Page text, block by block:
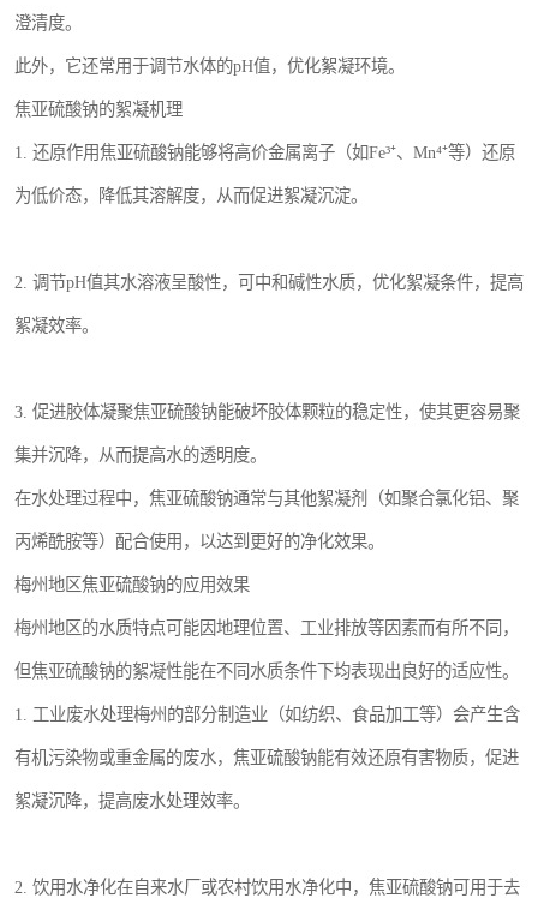
澄清度。
此外，它还常用于调节水体的pH值，优化絮凝环境。
焦亚硫酸钠的絮凝机理
1. 还原作用焦亚硫酸钠能够将高价金属离子（如Fe³⁺、Mn⁴⁺等）还原
为低价态，降低其溶解度，从而促进絮凝沉淀。
2. 调节pH值其水溶液呈酸性，可中和碱性水质，优化絮凝条件，提高
絮凝效率。
3. 促进胶体凝聚焦亚硫酸钠能破坏胶体颗粒的稳定性，使其更容易聚
集并沉降，从而提高水的透明度。
在水处理过程中，焦亚硫酸钠通常与其他絮凝剂（如聚合氯化铝、聚
丙烯酰胺等）配合使用，以达到更好的净化效果。
梅州地区焦亚硫酸钠的应用效果
梅州地区的水质特点可能因地理位置、工业排放等因素而有所不同，
但焦亚硫酸钠的絮凝性能在不同水质条件下均表现出良好的适应性。
1. 工业废水处理梅州的部分制造业（如纺织、食品加工等）会产生含
有机污染物或重金属的废水，焦亚硫酸钠能有效还原有害物质，促进
絮凝沉降，提高废水处理效率。
2. 饮用水净化在自来水厂或农村饮用水净化中，焦亚硫酸钠可用于去